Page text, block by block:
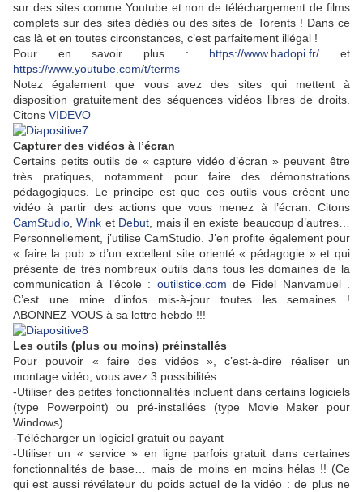
sur des sites comme Youtube et non de téléchargement de films
complets sur des sites dédiés ou des sites de Torents ! Dans ce
cas là et en toutes circonstances, c’est parfaitement illégal !
Pour en savoir plus : https://www.hadopi.fr/ et
https://www.youtube.com/t/terms
Notez également que vous avez des sites qui mettent à
disposition gratuitement des séquences vidéos libres de droits.
Citons VIDEVO
Capturer des vidéos à l’écran
Certains petits outils de « capture vidéo d’écran » peuvent être
très pratiques, notamment pour faire des démonstrations
pédagogiques. Le principe est que ces outils vous créent une
vidéo à partir des actions que vous menez à l’écran. Citons
CamStudio ,Wink et Debut , mais il en existe beaucoup d’autres…
Personnellement, j’utilise CamStudio. J’en profite également pour
« faire la pub » d’un excellent site orienté « pédagogie » et qui
présente de très nombreux outils dans tous les domaines de la
communication à l’école : outilstice.com de Fidel Nanvamuel .
C’est une mine d’infos mis-à-jour toutes les semaines !
ABONNEZ-VOUS à sa lettre hebdo !!!
Les outils (plus ou moins) préinstallés
Pour pouvoir « faire des vidéos », c’est-à-dire réaliser un
montage vidéo, vous avez 3 possibilités :
-Utiliser des petites fonctionnalités incluent dans certains logiciels
(type Powerpoint) ou pré-installées (type Movie Maker pour
Windows)
-Télécharger un logiciel gratuit ou payant
-Utiliser un « service » en ligne parfois gratuit dans certaines
fonctionnalités de base… mais de moins en moins hélas !! (Ce
qui est aussi révélateur du poids actuel de la vidéo : de plus ne